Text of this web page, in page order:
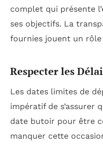
complet qui présente
ses objectifs. La
fournies jouent un rôle
Respecter les
Les dates limites de
impératif de s’assurer
date butoir pour être
manquer cette